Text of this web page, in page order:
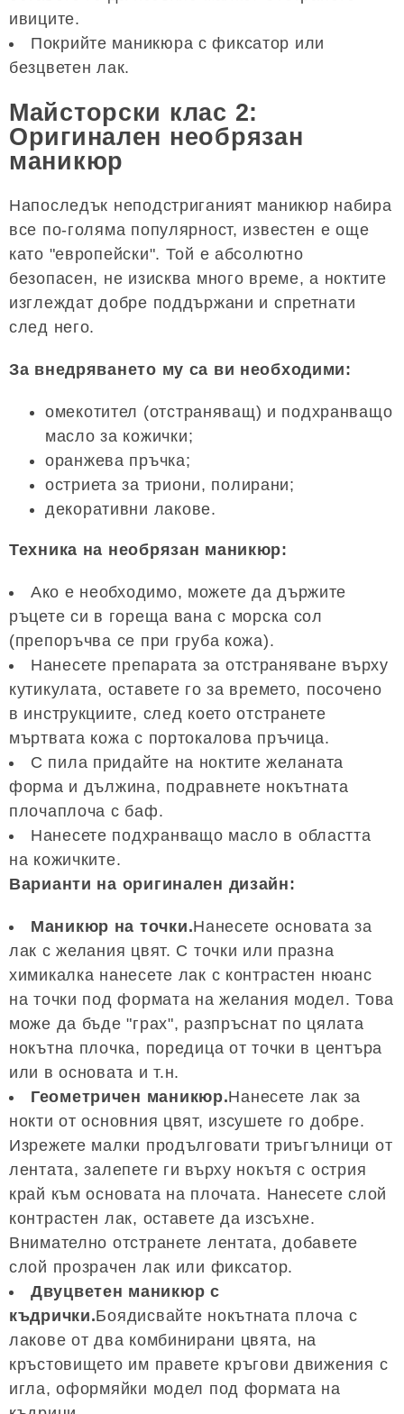
ивиците.
Покрийте маникюра с фиксатор или
безцветен лак.
Майсторски клас 2:
Оригинален необрязан
маникюр
Напоследък неподстриганият маникюр набира
все по-голяма популярност, известен е още
като "европейски". Той е абсолютно
безопасен, не изисква много време, а ноктите
изглеждат добре поддържани и спретнати
след него.
За внедряването му са ви необходими:
омекотител (отстраняващ) и подхранващо
масло за кожички;
оранжева пръчка;
остриета за триони, полирани;
декоративни лакове.
Техника на необрязан маникюр:
Ако е необходимо, можете да държите
ръцете си в гореща вана с морска сол
(препоръчва се при груба кожа).
Нанесете препарата за отстраняване върху
кутикулата, оставете го за времето, посочено
в инструкциите, след което отстранете
мъртвата кожа с портокалова пръчица.
С пила придайте на ноктите желаната
форма и дължина, подравнете нокътната
плочаплоча с баф.
Нанесете подхранващо масло в областта
на кожичките.
Варианти на оригинален дизайн:
Маникюр на точки.Нанесете основата за
лак с желания цвят. С точки или празна
химикалка нанесете лак с контрастен нюанс
на точки под формата на желания модел. Това
може да бъде "грах", разпръснат по цялата
нокътна плочка, поредица от точки в центъра
или в основата и т.н.
Геометричен маникюр.Нанесете лак за
нокти от основния цвят, изсушете го добре.
Изрежете малки продълговати триъгълници от
лентата, залепете ги върху нокътя с острия
край към основата на плочата. Нанесете слой
контрастен лак, оставете да изсъхне.
Внимателно отстранете лентата, добавете
слой прозрачен лак или фиксатор.
Двуцветен маникюр с
къдрички.Боядисвайте нокътната плоча с
лакове от два комбинирани цвята, на
кръстовището им правете кръгови движения с
игла, оформяйки модел под формата на